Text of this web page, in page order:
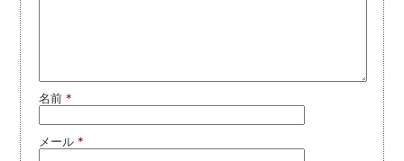
名前 *
メール *